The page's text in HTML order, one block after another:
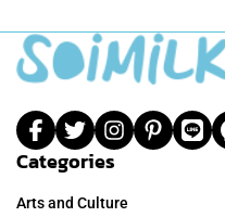
Categories
Arts and Culture